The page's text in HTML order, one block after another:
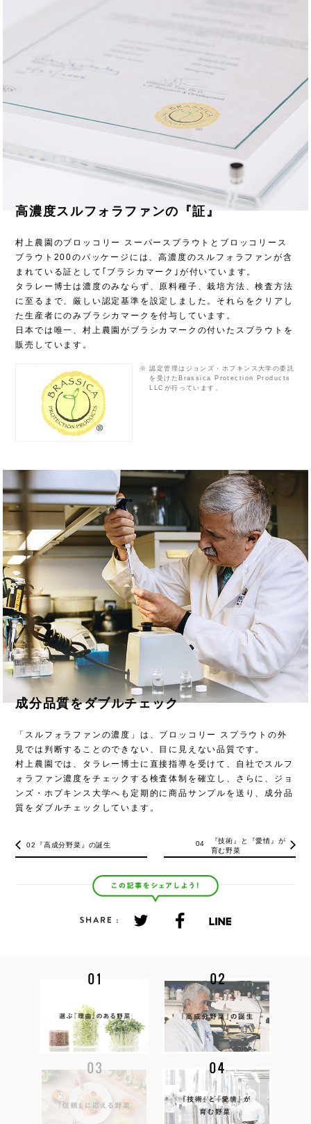
高濃度スルフォラファンの『証』
村上農園のブロッコリー スーパースプラウトとブロッコリース
プラウト200のパッケージには、高濃度のスルフォラファンが含
まれている証として｢ブラシカマーク｣が付いています。
タラレー博士は濃度のみならず、原料種子、栽培方法、検査方法
に至るまで、厳しい認定基準を設定しました。それらをクリアし
た生産者にのみブラシカマークを付与しています。
日本では唯一、村上農園がブラシカマークの付いたスプラウトを
販売しています。
※
認定管理はジョンズ・ホプキンス大学の委託
を受けたBrassica Protection Products
LLCが行っています。
成分品質をダブルチェック
「スルフォラファンの濃度」は、ブロッコリー スプラウトの外
見では判断することのできない、目に見えない品質です。
村上農園では、タラレー博士に直接指導を受けて、自社でスルフ
ォラファン濃度をチェックする検査体制を確立し、さらに、ジョ
ンズ・ホプキンス大学へも定期的に商品サンプルを送り、成分品
質をダブルチェックしています。
02『高成分野菜』の誕生 04
『技術』と『愛情』が
育む野菜
SHARE:
選ぶ『理由』のある野菜
02
『高成分野菜』の誕生
03
『信頼』に応える野菜
『技術』と『愛情』が育む野菜